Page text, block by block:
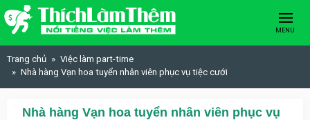
Skip to content
MENU
Trang chủ
Việc làm part-time
Nhà hàng Vạn hoa tuyển nhân viên phục vụ tiệc cưới
Nhà hàng Vạn hoa tuyển nhân viên phục vụ